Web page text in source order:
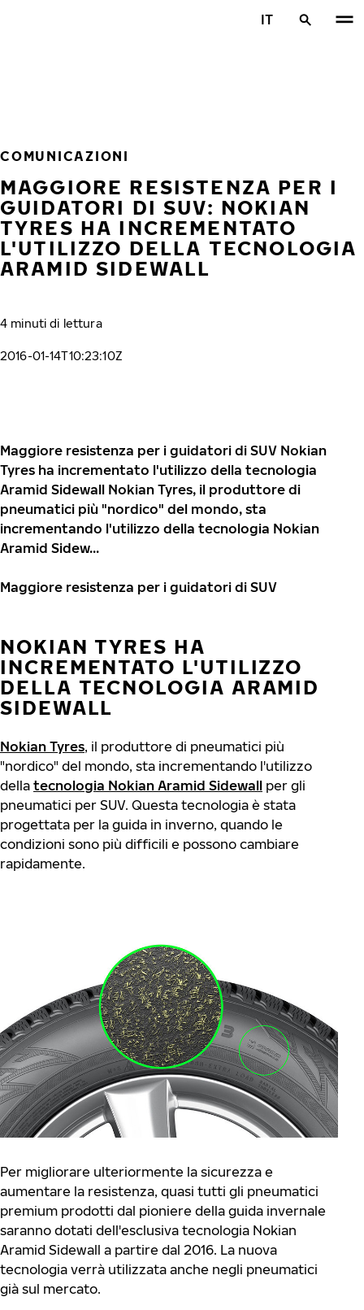
IT
COMUNICAZIONI
MAGGIORE RESISTENZA PER I
GUIDATORI DI SUV: NOKIAN
TYRES HA INCREMENTATO
L'UTILIZZO DELLA TECNOLOGIA
ARAMID SIDEWALL
4 minuti di lettura
2016-01-14T10:23:10Z
Maggiore resistenza per i guidatori di SUV Nokian
Tyres ha incrementato l'utilizzo della tecnologia
Aramid Sidewall Nokian Tyres, il produttore di
pneumatici più "nordico" del mondo, sta
incrementando l'utilizzo della tecnologia Nokian
Aramid Sidew...
Maggiore resistenza per i guidatori di SUV
NOKIAN TYRES HA
INCREMENTATO L'UTILIZZO
DELLA TECNOLOGIA ARAMID
SIDEWALL
Nokian Tyres, il produttore di pneumatici più
"nordico" del mondo, sta incrementando l'utilizzo
della tecnologia Nokian Aramid Sidewall per gli
pneumatici per SUV. Questa tecnologia è stata
progettata per la guida in inverno, quando le
condizioni sono più difficili e possono cambiare
rapidamente.
Per migliorare ulteriormente la sicurezza e
aumentare la resistenza, quasi tutti gli pneumatici
premium prodotti dal pioniere della guida invernale
saranno dotati dell'esclusiva tecnologia Nokian
Aramid Sidewall a partire dal 2016. La nuova
tecnologia verrà utilizzata anche negli pneumatici
già sul mercato.